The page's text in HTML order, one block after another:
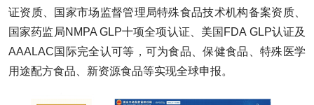
证资质、国家市场监督管理局特殊食品技术机构备案资质、
国家药监局NMPA GLP十项全项认证、美国FDA GLP认证及
AAALAC国际完全认可等，可为食品、保健食品、特殊医学
用途配方食品、新资源食品等实现全球申报。